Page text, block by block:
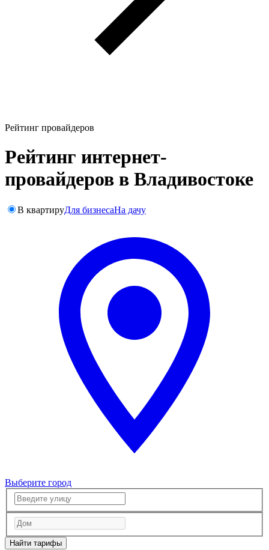
Рейтинг провайдеров
Рейтинг интернет-
провайдеров в Владивостоке
В квартируДля бизнесаНа дачу
Выберите город
Найти тарифы